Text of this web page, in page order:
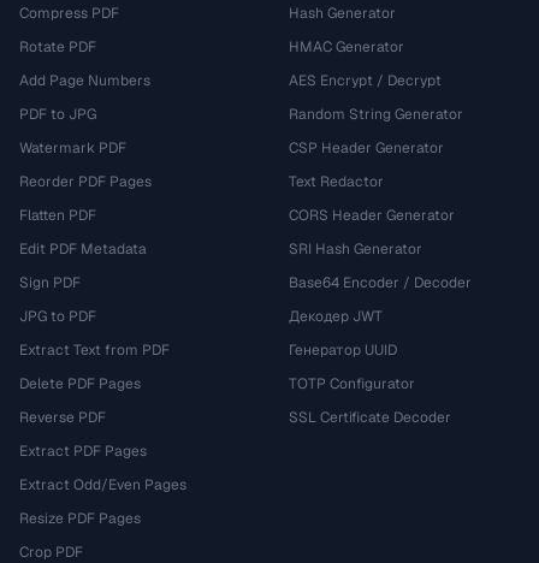
Compress PDF
Rotate PDF
Add Page Numbers
PDF to JPG
Watermark PDF
Reorder PDF Pages
Flatten PDF
Edit PDF Metadata
Sign PDF
JPG to PDF
Extract Text from PDF
Delete PDF Pages
Reverse PDF
Extract PDF Pages
Extract Odd/Even Pages
Resize PDF Pages
Crop PDF
Hash Generator
HMAC Generator
AES Encrypt / Decrypt
Random String Generator
CSP Header Generator
Text Redactor
CORS Header Generator
SRI Hash Generator
Base64 Encoder / Decoder
Декодер JWT
Генератор UUID
TOTP Configurator
SSL Certificate Decoder